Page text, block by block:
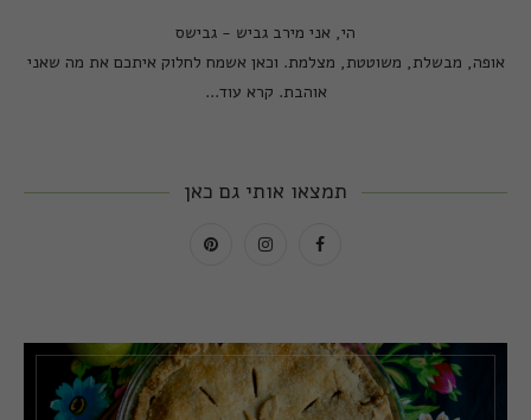
הי, אני מירב גביש - גבישס
אופה, מבשלת, משוטטת, מצלמת. וכאן אשמח לחלוק איתכם את מה שאני
אוהבת. קרא עוד...
תמצאו אותי גם כאן